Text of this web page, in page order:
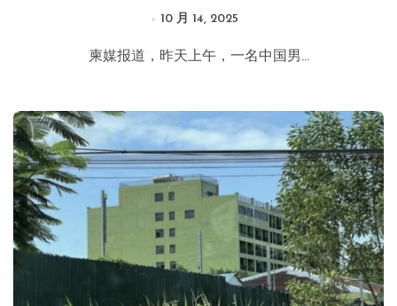
10 月 14, 2025
柬媒报道，昨天上午，一名中国男...